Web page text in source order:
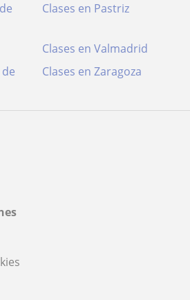
Clases en Pastriz
Clases en Valmadrid
Clases en Zaragoza